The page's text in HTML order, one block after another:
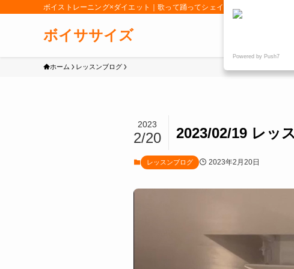
ボイストレーニング×ダイエット｜歌って踊ってシェイプアップ「女性限定」
ボイササイズ
ホーム レッスンブログ
2023/02/19 レッ
2023
2/20
レッスンブログ 2023年2月20日
Powered by Push7